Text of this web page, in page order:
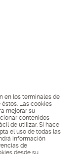
en los terminales de
Las cookies
mejorar su
contenidos
de utilizar. Si hace
el uso de todas las
información
de
desde su